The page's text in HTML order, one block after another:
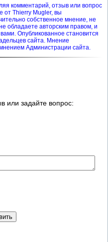
комментарий, отзыв или вопрос
от Thierry Mugler, вы
собственное мнение, не
обладаете авторским правом, и
Опубликованное становится
сайта. Мнение
Администрации сайта.
или задайте вопрос: